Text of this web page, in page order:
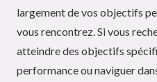
largement de vos objectifs
vous rencontrez. Si vous
atteindre des objectifs
performance ou naviguer